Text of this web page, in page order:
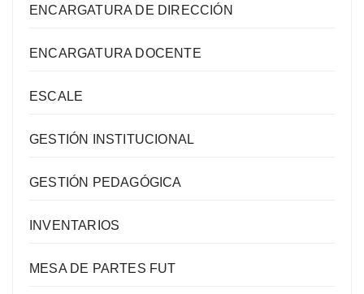
ENCARGATURA DE DIRECCIÓN
ENCARGATURA DOCENTE
ESCALE
GESTIÓN INSTITUCIONAL
GESTIÓN PEDAGÓGICA
INVENTARIOS
MESA DE PARTES FUT